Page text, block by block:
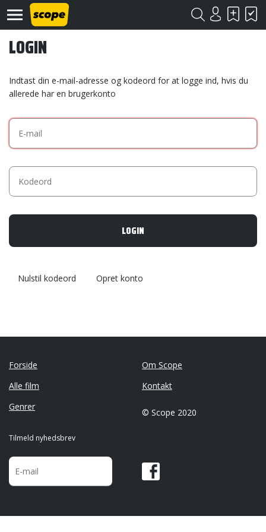
Kontakt
©
2020
LOGIN
Indtast din e-mail-adresse og kodeord for at logge ind, hvis du
allerede har en brugerkonto
Nulstil kodeord Opret konto
Forside
Alle film
Genrer
Om Scope
Kontakt
© Scope 2020
Tilmeld nyhedsbrev